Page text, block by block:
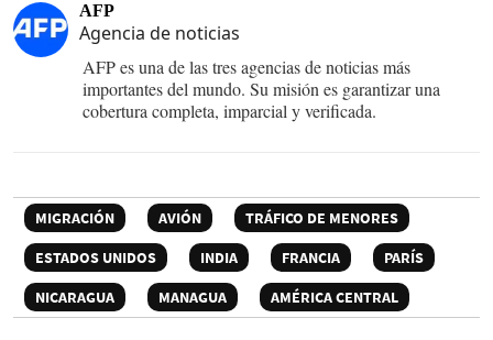
AFP
Agencia de noticias
AFP es una de las tres agencias de noticias más
importantes del mundo. Su misión es garantizar una
cobertura completa, imparcial y verificada.
MIGRACIÓN AVIÓN
TRÁFICO DE MENORES
ESTADOS UNIDOS
INDIA FRANCIA
PARÍS
NICARAGUA
MANAGUA AMÉRICA CENTRAL